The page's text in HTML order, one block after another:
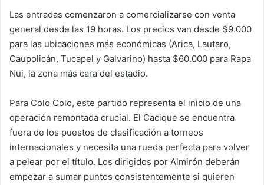
Las entradas comenzaron a comercializarse con venta
general desde las 19 horas. Los precios van desde $9.000
para las ubicaciones más económicas (Arica, Lautaro,
Caupolicán, Tucapel y Galvarino) hasta $60.000 para Rapa
Nui, la zona más cara del estadio.
Para Colo Colo, este partido representa el inicio de una
operación remontada crucial. El Cacique se encuentra
fuera de los puestos de clasificación a torneos
internacionales y necesita una rueda perfecta para volver
a pelear por el título. Los dirigidos por Almirón deberán
empezar a sumar puntos consistentemente si quieren